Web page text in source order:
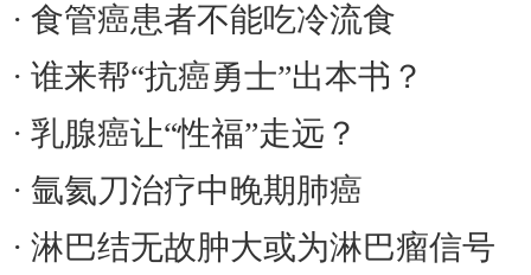
食管癌患者不能吃冷流食
谁来帮“抗癌勇士”出本书？
乳腺癌让“性福”走远？
氩氦刀治疗中晚期肺癌
淋巴结无故肿大或为淋巴瘤信号